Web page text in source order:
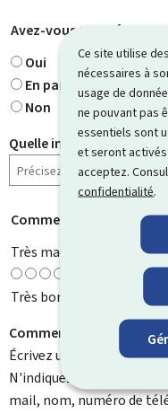
Ce site utilise
nécessaires à
usage de
ne pouvant pas
essentiels sont
et seront
acceptez.
confidentialité.
Avez-vous trouvé ce que
Oui
En partie
Non
Quelle information
Comment évaluez-vous
Très mauvaise
Très bonne
Comment pouvons-
Écrivez un commentaire
N'indiquez pas
mail, nom, numéro de